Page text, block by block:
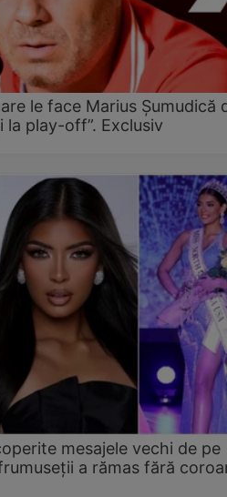
le face Marius Șumudică
la play-off”. Exclusiv
mesajele vechi de pe
a rămas fără